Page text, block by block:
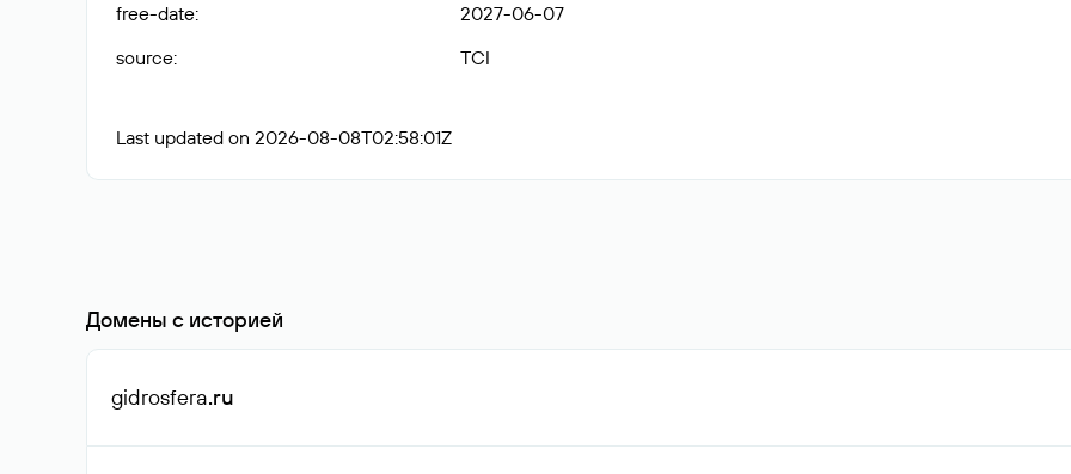
free-date:
2027-06-07
source: TCI
Last updated on 2026-08-08T02:58:01Z
Домены с историей
gidrosfera.ru